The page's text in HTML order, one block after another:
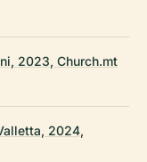
2023, Church.mt
2024,